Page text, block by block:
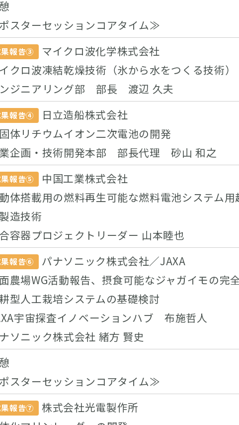
スターセッションコアタイム≫
報告③
マイクロ波化学株式会社
クロ波凍結乾燥技術（氷から水をつくる技術）
ジニアリング部 部長 渡辺 久夫
報告④
日立造船株式会社
体リチウムイオン二次電池の開発
企画・技術開発本部 部長代理 砂山 和之
報告⑤
中国工業株式会社
体搭載用の燃料再生可能な燃料電池システム用
造技術
容器プロジェクトリーダー 山本睦也
報告⑥
パナソニック株式会社／JAXA
農場WG活動報告、摂食可能なジャガイモの完
型人工栽培システムの基礎検討
宇宙探査イノベーションハブ 布施哲人
ソニック株式会社 緒方 賢史
スターセッションコアタイム≫
報告⑦
株式会社光電製作所